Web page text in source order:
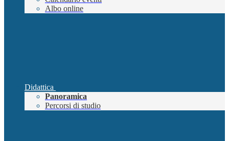
Albo online
Didattica
Panoramica
Percorsi di studio